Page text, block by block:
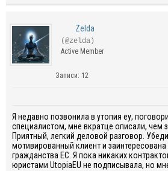
Zelda
(@zelda)
Active Member
Записи: 12
Я недавно позвонила в утопия еу,
специалистом, мне вкратце описали, чем
Приятный, легкий деловой разговор. Убе
мотивированный клиент и заинтересована
гражданства ЕС Я пока никаких
юристами UtopiaEU не подписывала, но